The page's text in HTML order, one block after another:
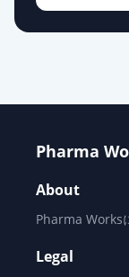
Pharma
About
Pharma Works
Legal